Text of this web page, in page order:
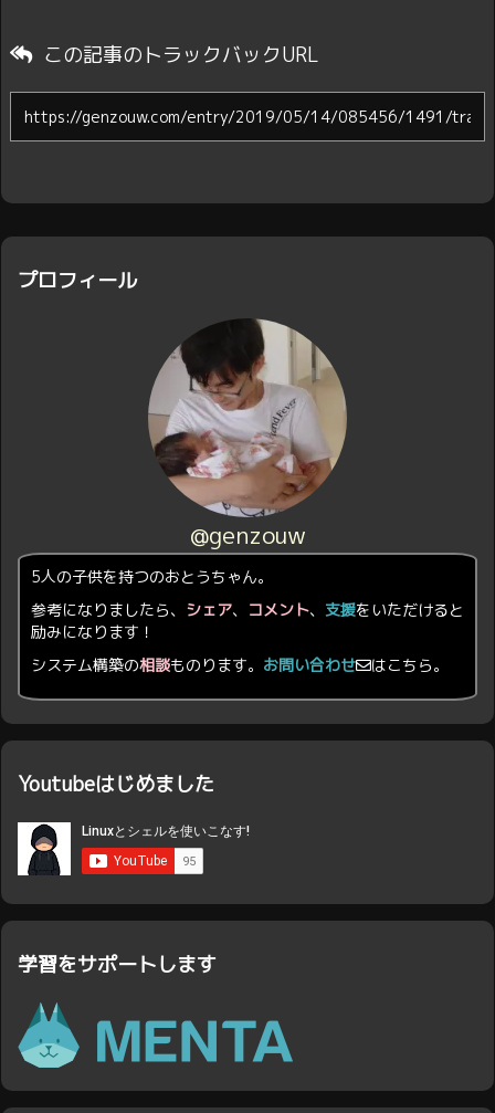
この記事のトラックバックURL
プロフィール
@genzouw
5人の子供を持つのおとうちゃん。
参考になりましたら、 シェア、 コメント、 支援をいただけると
励みになります！
システム構築の相談ものります。 お問い合わせ はこちら。
Youtubeはじめました
学習をサポートします